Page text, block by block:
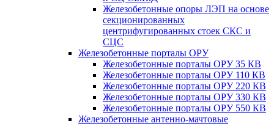
Железобетонные опоры ЛЭП на основе
секционированных
центрифугированных стоек СКС и
СЦС
Железобетонные порталы ОРУ
Железобетонные порталы ОРУ 35 КВ
Железобетонные порталы ОРУ 110 КВ
Железобетонные порталы ОРУ 220 КВ
Железобетонные порталы ОРУ 330 КВ
Железобетонные порталы ОРУ 550 КВ
Железобетонные антенно-мачтовые